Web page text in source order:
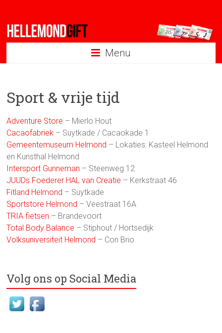
inhoud
Menu
Sport & vrije tijd
Adventure Store – Mierlo Hout
Cacaofabriek – Suytkade / Cacaokade 1
Gemeentemuseum Helmond – Lokaties: Kasteel Helmond
en Kunsthal Helmond
Intersport Gunneman – Steenweg 12
JUUDs Foederer HAL van Creatie – Kerkstraat 46
Fitland Helmond – Suytkade
Sportstore Helmond – Veestraat 16A
TRIA fietsen – Brandevoort
Total Body Balance – Stiphout / Hortsedijk
Volksuniversiteit Helmond – Con Brio
Volg ons op Social Media